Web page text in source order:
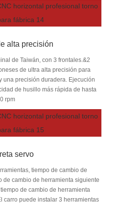
alta precisión
de Taiwán, con 3 frontales.&2
de ultra alta precisión para
una precisión duradera. Ejecución
de husillo más rápida de hasta
rpm
servo
tiempo de cambio de
de cambio de herramienta siguiente
de cambio de herramienta
carro puede instalar 3 herramientas